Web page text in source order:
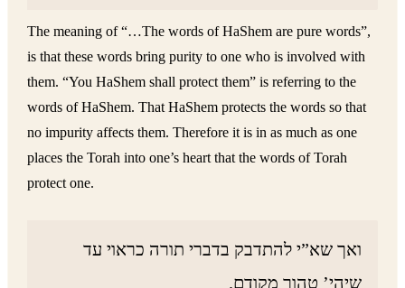
The meaning of “…The words of HaShem are pure words”,
is that these words bring purity to one who is involved with
them. “You HaShem shall protect them” is referring to the
words of HaShem. That HaShem protects the words so that
no impurity affects them. Therefore it is in as much as one
places the Torah into one’s heart that the words of Torah
protect one.
ואך שא”י להתדבק בדברי תורה כראוי עד
שיהי’ טהור מקודם.